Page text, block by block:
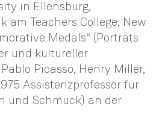
in Ellensburg,
am Teachers College, New
Medals“ (Porträts
und kultureller
Picasso, Henry Miller,
Assistenzprofessor für
und Schmuck) an der